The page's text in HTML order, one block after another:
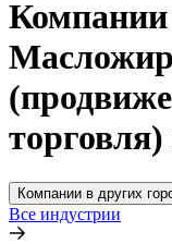
Компании
Компании в других
Все индустрии